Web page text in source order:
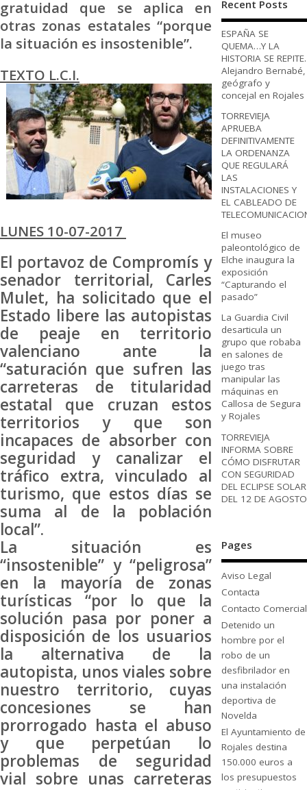
gratuidad que se aplica en
otras zonas estatales “porque
la situación es insostenible”.
TEXTO L.C.I.
LUNES 10-07-2017
El portavoz de Compromís y
senador territorial, Carles
Mulet, ha solicitado que el
Estado libere las autopistas
de peaje en territorio
valenciano ante la
“saturación que sufren las
carreteras de titularidad
estatal que cruzan estos
territorios y que son
incapaces de absorber con
seguridad y canalizar el
tráfico extra, vinculado al
turismo, que estos días se
suma al de la población
local”.
La situación es
“insostenible” y “peligrosa”
en la mayoría de zonas
turísticas “por lo que la
solución pasa por poner a
disposición de los usuarios
la alternativa de la
autopista, unos viales sobre
nuestro territorio, cuyas
concesiones se han
prorrogado hasta el abuso
y que perpetúan lo
problemas de seguridad
vial sobre unas carreteras
Recent Posts
ESPAÑA SE
QUEMA…Y LA
HISTORIA SE REPITE.
Alejandro Bernabé,
geógrafo y
concejal en Rojales
TORREVIEJA
APRUEBA
DEFINITIVAMENTE
LA ORDENANZA
QUE REGULARÁ
LAS
INSTALACIONES Y
EL CABLEADO DE
El museo
paleontológico de
Elche inaugura la
exposición
“Capturando el
pasado”
La Guardia Civil
desarticula un
grupo que robaba
en salones de
juego tras
manipular las
máquinas en
Callosa de Segura
y Rojales
TORREVIEJA
INFORMA SOBRE
CÓMO DISFRUTAR
CON SEGURIDAD
DEL ECLIPSE SOLAR
DEL 12 DE AGOSTO
Pages
Aviso Legal
Contacta
Contacto Comercial
Detenido un
hombre por el
robo de un
desfibrilador en
una instalación
deportiva de
Novelda
El Ayuntamiento de
Rojales destina
150.000 euros a
los presupuestos